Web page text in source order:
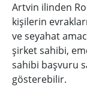
Artvin ilinden
kişilerin
ve seyahat
şirket sahibi,
sahibi başvuru
gösterebilir.